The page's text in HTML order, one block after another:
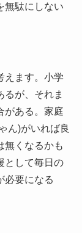
無駄にしない
えます。小学
るが、それま
がある。家庭
ん)がいれば良
無くなるかも
として毎日の
必要になる